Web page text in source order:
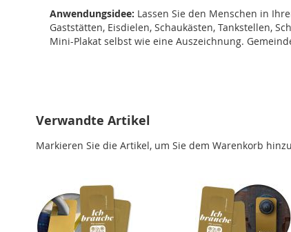
Anwendungsidee: Lassen Sie den Menschen in
Gaststätten, Eisdielen, Schaukästen, Tankstellen,
Mini-Plakat selbst wie eine Auszeichnung.
Verwandte Artikel
Markieren Sie die Artikel, um Sie dem Warenkorb